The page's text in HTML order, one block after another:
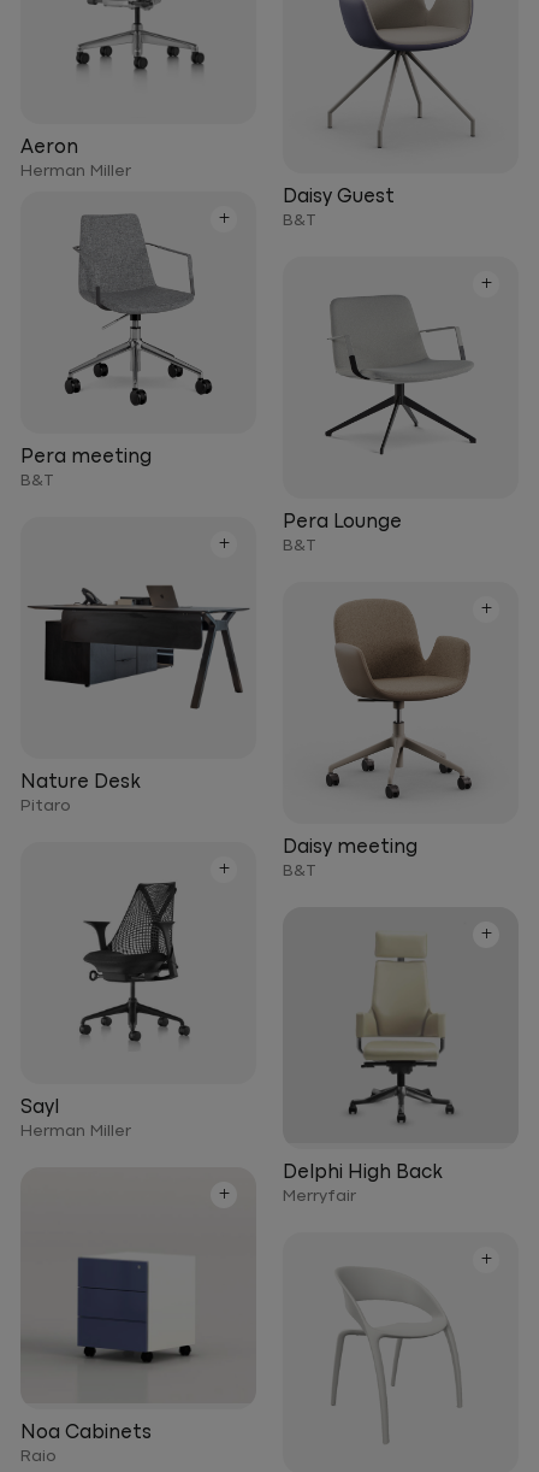
Aeron
Herman Miller
Daisy Guest
B&T
+
Pera meeting
B&T
+
Pera Lounge
B&T
+
Nature Desk
Pitaro
+
Daisy meeting
B&T
+
Sayl
Herman Miller
+
Delphi High Back
Merryfair
+
Noa Cabinets
Raio
+